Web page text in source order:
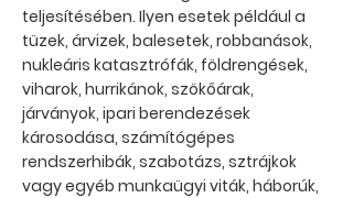
teljesítésében. Ilyen esetek például a
tüzek, árvizek, balesetek, robbanások,
nukleáris katasztrófák, földrengések,
viharok, hurrikánok, szökőárak,
járványok, ipari berendezések
károsodása, számítógépes
rendszerhibák, szabotázs, sztrájkok
vagy egyéb munkaügyi viták, háborúk,